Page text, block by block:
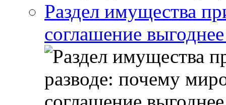
Раздел имущества
соглашение